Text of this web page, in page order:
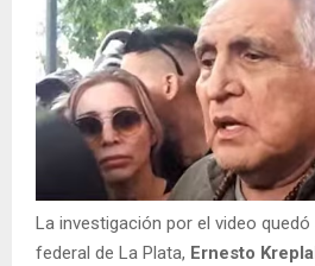
La investigación por el video
federal de La Plata, Ernesto